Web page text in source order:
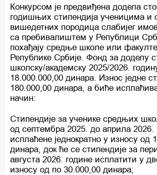
Конкурсом је предвиђена додела
годишњих стипендија ученицима и
вишедетних породица слабијег
са пребивалиштем у Републици
похађају средње школе или
Републике Србије. Фонд за доделу
школску/академску 2025/2026.
18.000.000,00 динара. Износ једне
180.000,00 динара, а биће
начин:
Стипендије за ученике средњих
од септембра 2025. до априла 2026.
исплаћене једнократно у износу од
динара, док ће се стипендије за
августа 2026. године исплатити у
износу од по 30.000,00 динара;